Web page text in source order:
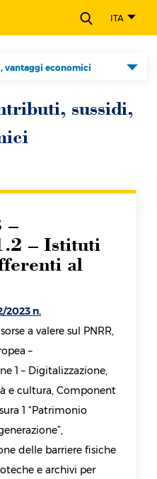
CHIUDI
ITA
vantaggi economici
vantaggi economici
sussidi,
–
– Istituti
al
2023 n.
a valere sul PNRR,
–
1 – Digitalizzazione,
e cultura, Component
1 “Patrimonio
delle barriere fisiche
e archivi per